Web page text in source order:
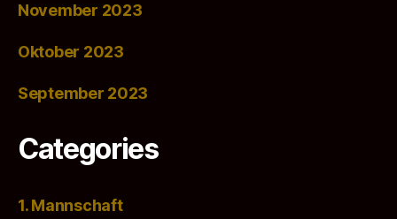
November 2023
Oktober 2023
September 2023
Categories
1. Mannschaft